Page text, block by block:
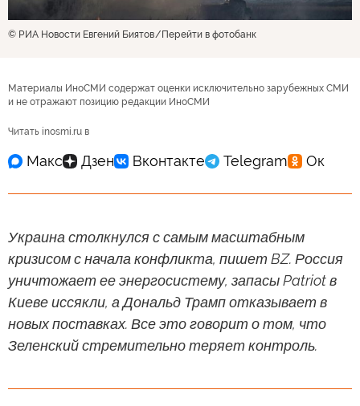
© РИА Новости Евгений Биятов Перейти в фотобанк
Материалы ИноСМИ содержат оценки исключительно зарубежных СМИ
и не отражают позицию редакции ИноСМИ
Читать inosmi.ru в
Украина столкнулся с самым масштабным
кризисом с начала конфликта, пишет BZ. Россия
уничтожает ее энергосистему, запасы Patriot в
Киеве иссякли, а Дональд Трамп отказывает в
новых поставках. Все это говорит о том, что
Зеленский стремительно теряет контроль.